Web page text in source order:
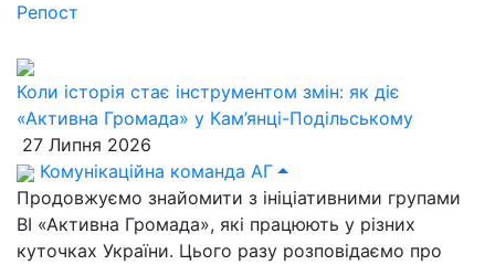
Репост
Коли історія стає інструментом змін: як діє
«Активна Громада» у Кам’янці-Подільському
27 Липня 2026
Комунікаційна команда АГ
Продовжуємо знайомити з ініціативними групами
ВІ «Активна Громада», які працюють у різних
куточках України. Цього разу розповідаємо про